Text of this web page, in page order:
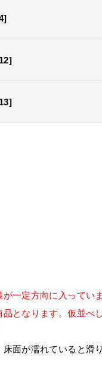
一定方向に入っていま
となります。仮並べ
面が濡れていると滑